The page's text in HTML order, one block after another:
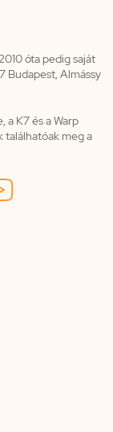
óta pedig saját
Budapest, Almássy
K7 és a Warp
találhatóak meg a